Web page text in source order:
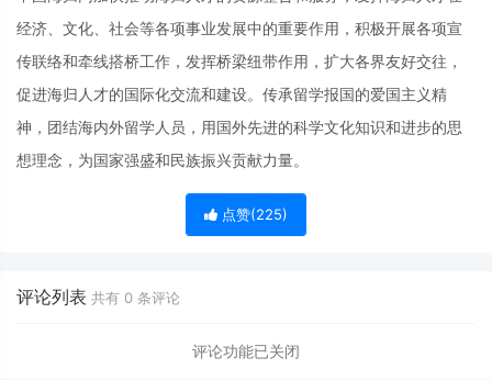
经济、文化、社会等各项事业发展中的重要作用，积极开展各项宣
传联络和牵线搭桥工作，发挥桥梁纽带作用，扩大各界友好交往，
促进海归人才的国际化交流和建设。传承留学报国的爱国主义精
神，团结海内外留学人员，用国外先进的科学文化知识和进步的思
想理念，为国家强盛和民族振兴贡献力量。
点赞(225)
评论列表 共有 0 条评论
评论功能已关闭